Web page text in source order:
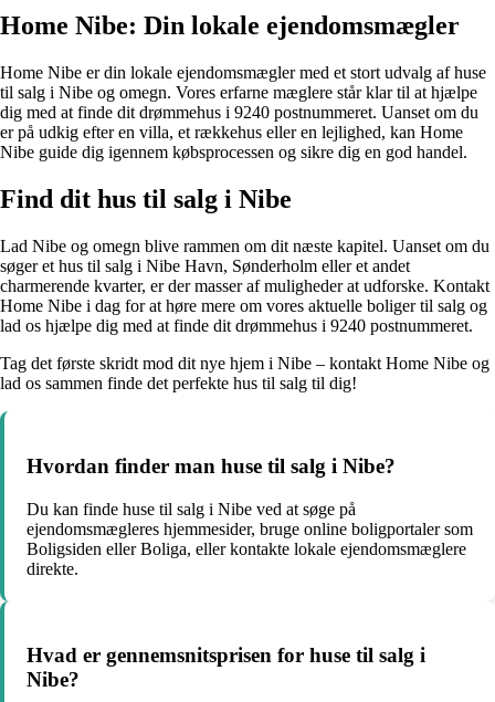
Home Nibe: Din lokale ejendomsmægler
Home Nibe er din lokale ejendomsmægler med et stort udvalg af huse
til salg i Nibe og omegn. Vores erfarne mæglere står klar til at hjælpe
dig med at finde dit drømmehus i 9240 postnummeret. Uanset om du
er på udkig efter en villa, et rækkehus eller en lejlighed, kan Home
Nibe guide dig igennem købsprocessen og sikre dig en god handel.
Find dit hus til salg i Nibe
Lad Nibe og omegn blive rammen om dit næste kapitel. Uanset om du
søger et hus til salg i Nibe Havn, Sønderholm eller et andet
charmerende kvarter, er der masser af muligheder at udforske. Kontakt
Home Nibe i dag for at høre mere om vores aktuelle boliger til salg og
lad os hjælpe dig med at finde dit drømmehus i 9240 postnummeret.
Tag det første skridt mod dit nye hjem i Nibe – kontakt Home Nibe og
lad os sammen finde det perfekte hus til salg til dig!
Hvordan finder man huse til salg i Nibe?
Du kan finde huse til salg i Nibe ved at søge på
ejendomsmægleres hjemmesider, bruge online boligportaler som
Boligsiden eller Boliga, eller kontakte lokale ejendomsmæglere
direkte.
Hvad er gennemsnitsprisen for huse til salg i
Nibe?